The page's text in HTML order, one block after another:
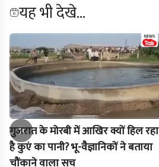
यह भी देखे...
गुजरात के मोरबी में आखिर क्यों हिल रहा
है कुएं का पानी? भू-वैज्ञानिकों ने बताया